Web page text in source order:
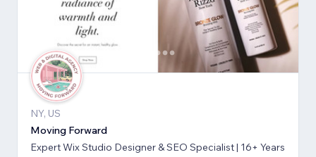
NY, US
Moving Forward
Expert Wix Studio Designer & SEO Specialist | 16+ Years